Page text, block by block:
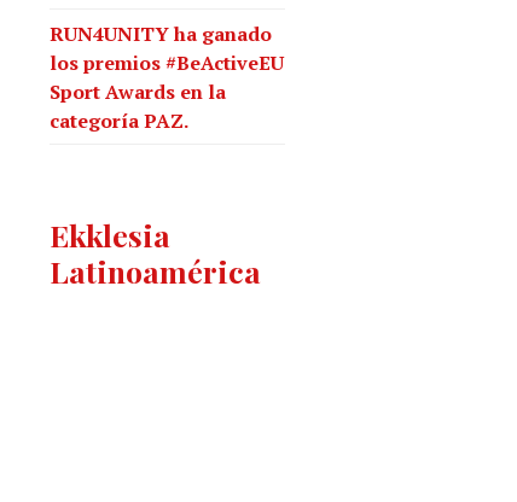
RUN4UNITY ha ganado
los premios #BeActiveEU
Sport Awards en la
categoría PAZ.
Ekklesia
Latinoamérica